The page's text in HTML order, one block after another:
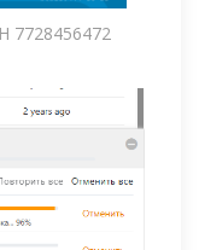
7728456472